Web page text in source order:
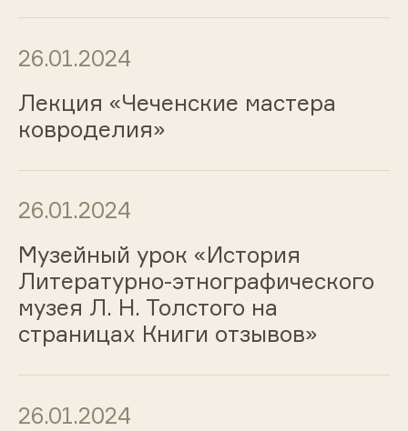
26.01.2024
Лекция «Чеченские мастера
ковроделия»
26.01.2024
Музейный урок «История
Литературно-этнографического
музея Л. Н. Толстого на
страницах Книги отзывов»
26.01.2024